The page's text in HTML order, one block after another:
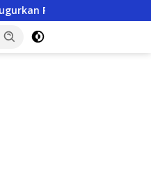
Mabar Terus Usut